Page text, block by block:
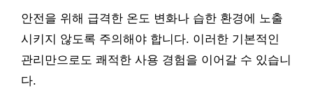
안전을 위해 급격한 온도 변화나 습한 환경에 노출
시키지 않도록 주의해야 합니다. 이러한 기본적인
관리만으로도 쾌적한 사용 경험을 이어갈 수 있습니
다.